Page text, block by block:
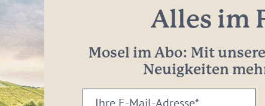
Alles im
Mosel im Abo: Mit
Neuigkeiten
Ihre